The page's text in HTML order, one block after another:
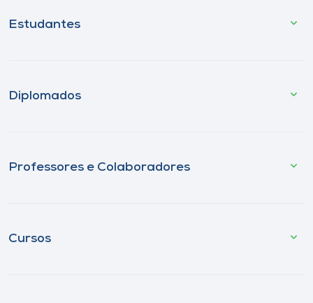
Estudantes
Diplomados
Professores e Colaboradores
Cursos